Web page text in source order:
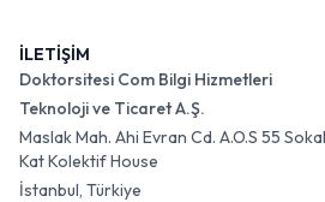
İLETİŞİM
Doktorsitesi Com Bilgi Hizmetleri
Teknoloji ve Ticaret A.Ş.
Maslak Mah. Ahi Evran Cd. A.O.S 55
Kat Kolektif House
İstanbul, Türkiye